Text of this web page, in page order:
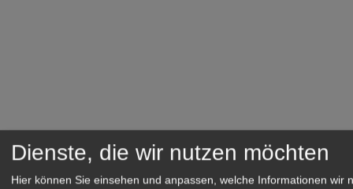
Dienste, die wir nutzen möchten
Hier können Sie einsehen und anpassen, welche Informationen wir